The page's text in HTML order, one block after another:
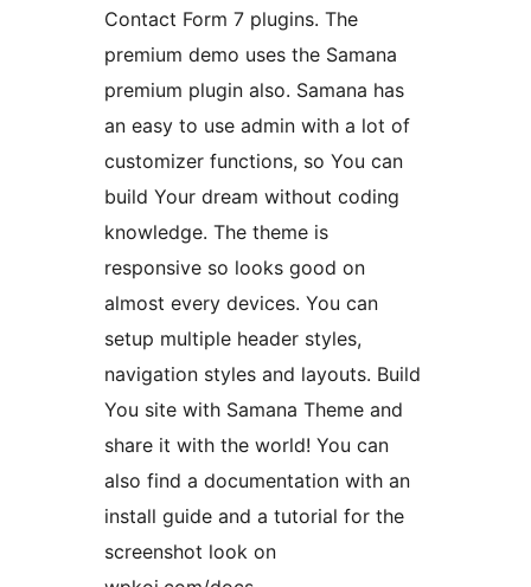
Contact Form 7 plugins. The
premium demo uses the Samana
premium plugin also. Samana has
an easy to use admin with a lot of
customizer functions, so You can
build Your dream without coding
knowledge. The theme is
responsive so looks good on
almost every devices. You can
setup multiple header styles,
navigation styles and layouts. Build
You site with Samana Theme and
share it with the world! You can
also find a documentation with an
install guide and a tutorial for the
screenshot look on